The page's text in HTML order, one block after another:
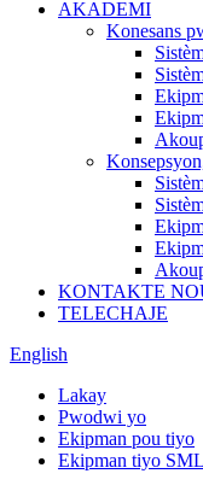
AKADEMI
Konesans
KONTAKTE
TELECHAJE
English
Lakay
Pwodwi yo
Ekipman pou tiyo
Ekipman tiyo SML